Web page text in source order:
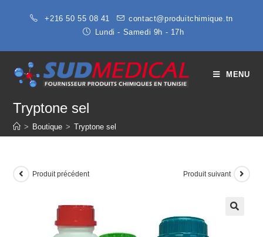
+216 50 55 08 41
contact@produitchimique.tn
Lundi - Samedi 9h - 17h
MENU
Tryptone sel
> Boutique > Tryptone sel
Produit précédent Produit suivant